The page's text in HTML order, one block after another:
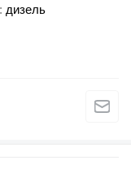
дизель